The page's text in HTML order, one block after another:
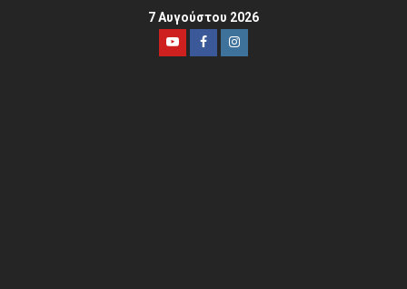
7 Αυγούστου 2026